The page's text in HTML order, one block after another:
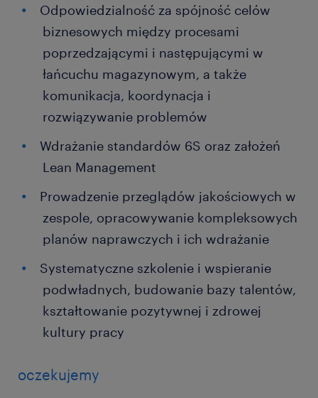
Odpowiedzialność za spójność celów
biznesowych między procesami
poprzedzającymi i następującymi w
łańcuchu magazynowym, a także
komunikacja, koordynacja i
rozwiązywanie problemów
Wdrażanie standardów 6S oraz założeń
Lean Management
Prowadzenie przeglądów jakościowych w
zespole, opracowywanie kompleksowych
planów naprawczych i ich wdrażanie
Systematyczne szkolenie i wspieranie
podwładnych, budowanie bazy talentów,
kształtowanie pozytywnej i zdrowej
kultury pracy
oczekujemy